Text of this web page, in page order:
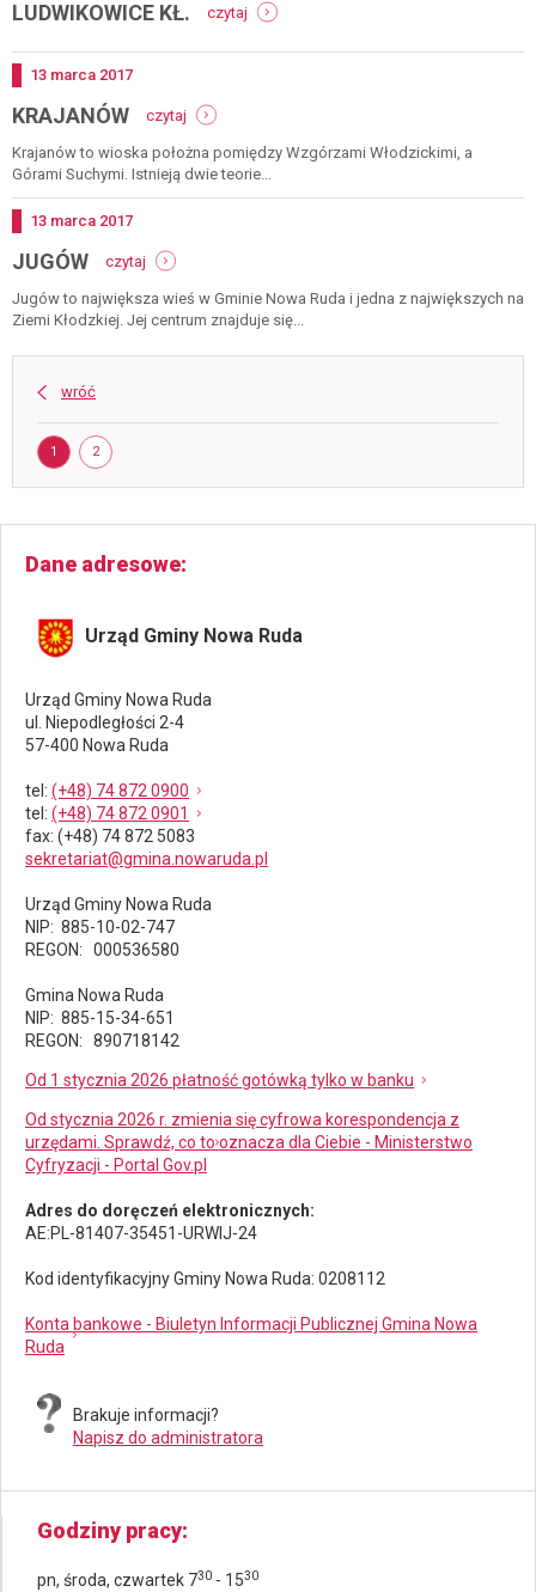
LUDWIKOWICE KŁ. czytaj
ludwikowice
Dodano
13 marca 2017
KRAJANÓW czytaj
krajanów
Krajanów to wioska położna pomiędzy Wzgórzami Włodzickimi, a
Górami Suchymi. Istnieją dwie teorie...
Dodano
13 marca 2017
JUGÓW czytaj
jugów
Jugów to największa wieś w Gminie Nowa Ruda i jedna z największych na
Ziemi Kłodzkiej. Jej centrum znajduje się...
wróć
Strona
STRONA
1 STRONA
2
Dane adresowe
Urząd Gminy Nowa Ruda
Urząd Gminy Nowa Ruda
ul. Niepodległości 2-4
57-400 Nowa Ruda
tel : (+48) 74 872 0900
tel : (+48) 74 872 0901
fax: (+48) 74 872 5083
sekretariat@gmina.nowaruda.pl
Urząd Gminy Nowa Ruda
NIP: 885-10-02-747
REGON: 000536580
Gmina Nowa Ruda
NIP: 885-15-34-651
REGON: 890718142
Od 1 stycznia 2026 płatność gotówką tylko w banku
Od stycznia 2026 r. zmienia się cyfrowa korespondencja z
urzędami. Sprawdź, co to oznacza dla Ciebie - Ministerstwo
Cyfryzacji - Portal Gov.pl
Adres do doręczeń elektronicznych:
AE:PL-81407-35451-URWIJ-24
Kod identyfikacyjny Gminy Nowa Ruda: 0208112
Konta bankowe - Biuletyn Informacji Publicznej Gmina Nowa
Ruda
Brakuje informacji?
Napisz do administratora
Godziny pracy
pn, środa, czwartek 730 - 1530